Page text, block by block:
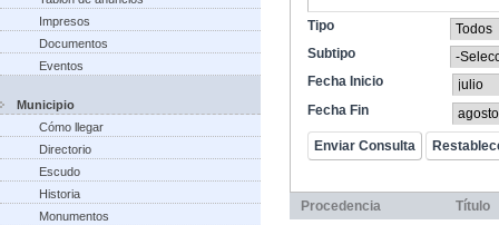
Impresos
Documentos
Eventos
Municipio
Cómo llegar
Directorio
Escudo
Historia
Monumentos
Tipo
Subtipo
Fecha Inicio
Fecha Fin
Procedencia Título